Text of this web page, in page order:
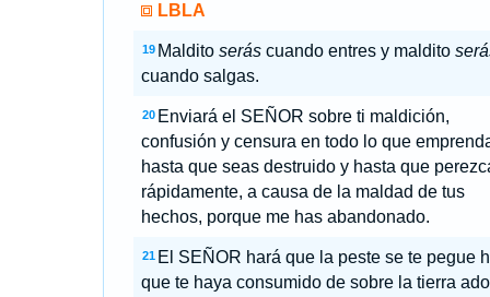
LBLA
19 Maldito seráscuando entres y maldito
cuando salgas.
20 Enviará el SEÑOR sobre ti maldición,
confusión y censura en todo lo que
hasta que seas destruido y hasta que
rápidamente, a causa de la maldad de tus
hechos, porque me has abandonado.
21 El SEÑOR hará que la peste se te pegue
que te haya consumido de sobre la tierra